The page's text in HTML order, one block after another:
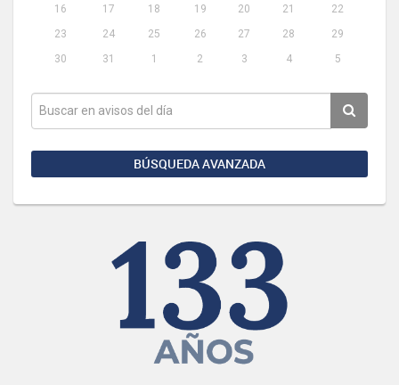
16
17 18 19 20 21
22
23
24 25 26 27 28
29
30
31 1 2 3 4 5
BÚSQUEDA AVANZADA